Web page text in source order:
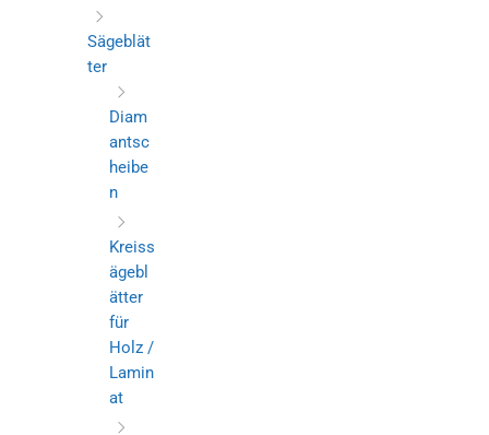
Sägeblät
ter
Diam
antsc
heibe
n
Kreiss
ägebl
ätter
für
Holz /
Lamin
at